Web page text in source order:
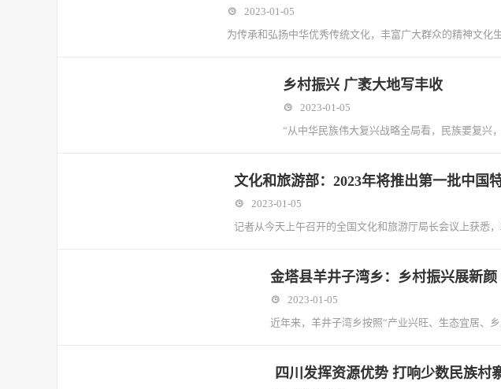
2023-01-05
为传承和弘扬中华优秀传统文化，丰富广大群众的精神文化
乡村振兴 广袤大地写丰收
2023-01-05
“从中华民族伟大复兴战略全局看，民族要复兴
文化和旅游部：2023年将推出第一批中国
2023-01-05
记者从今天上午召开的全国文化和旅游厅局长会议上获悉
金塔县羊井子湾乡：乡村振兴展新
2023-01-05
近年来，羊井子湾乡按照“产业兴旺、生态宜居、
四川发挥资源优势 打响少数民族村